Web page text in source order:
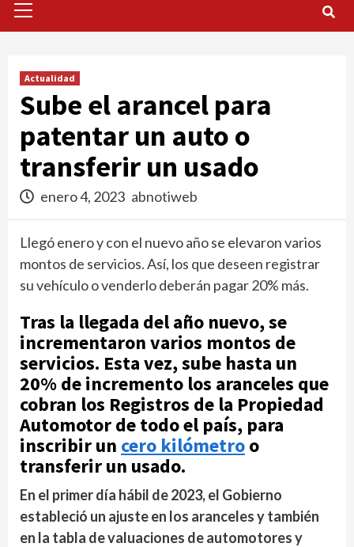
Menu
Actualidad
Sube el arancel para
patentar un auto o
transferir un usado
enero 4, 2023 abnotiweb
Llegó enero y con el nuevo año se elevaron varios
montos de servicios. Así, los que deseen registrar
su vehículo o venderlo deberán pagar 20% más.
Tras la llegada del año nuevo, se
incrementaron varios montos de
servicios. Esta vez, sube hasta un
20% de incremento los aranceles que
cobran los Registros de la Propiedad
Automotor de todo el país, para
inscribir un cero kilómetroo
transferir un usado.
En el primer día hábil de 2023, el Gobierno
estableció un ajuste en los aranceles y también
en la tabla de valuaciones de automotores y